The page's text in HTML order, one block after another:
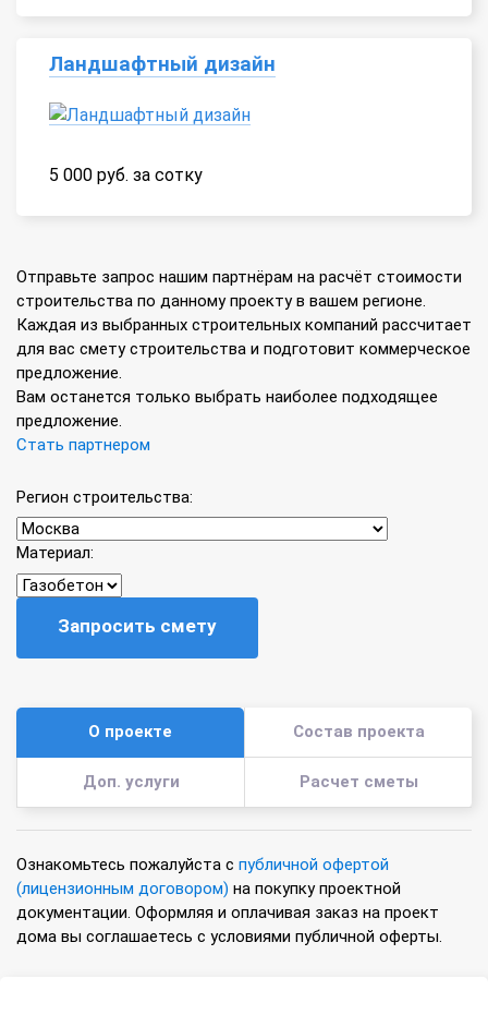
Ландшафтный дизайн
5 000 руб. за сотку
Отправьте запрос нашим партнёрам на расчёт стоимости
строительства по данному проекту в вашем регионе.
Каждая из выбранных строительных компаний рассчитает
для вас смету строительства и подготовит коммерческое
предложение.
Вам останется только выбрать наиболее подходящее
предложение.
Стать партнером
Регион строительства:
Материал:
Запросить смету
О проекте Состав проекта
Доп. услуги Расчет сметы
Ознакомьтесь пожалуйста с публичной офертой
(лицензионным договором) на покупку проектной
документации. Оформляя и оплачивая заказ на проект
дома вы соглашаетесь с условиями публичной оферты.